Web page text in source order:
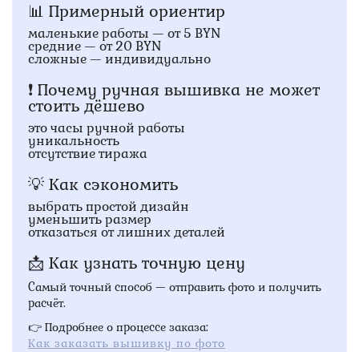
📊 Примерный ориентир
маленькие работы — от 5 BYN
средние — от 20 BYN
сложные — индивидуально
❗ Почему ручная вышивка не может
стоить дёшево
это часы ручной работы
уникальность
отсутствие тиража
💡 Как сэкономить
выбрать простой дизайн
уменьшить размер
отказаться от лишних деталей
📩 Как узнать точную цену
Самый точный способ — отправить фото и получить
расчёт.
👉 Подробнее о процессе заказа:
Как заказать вышивку по фото